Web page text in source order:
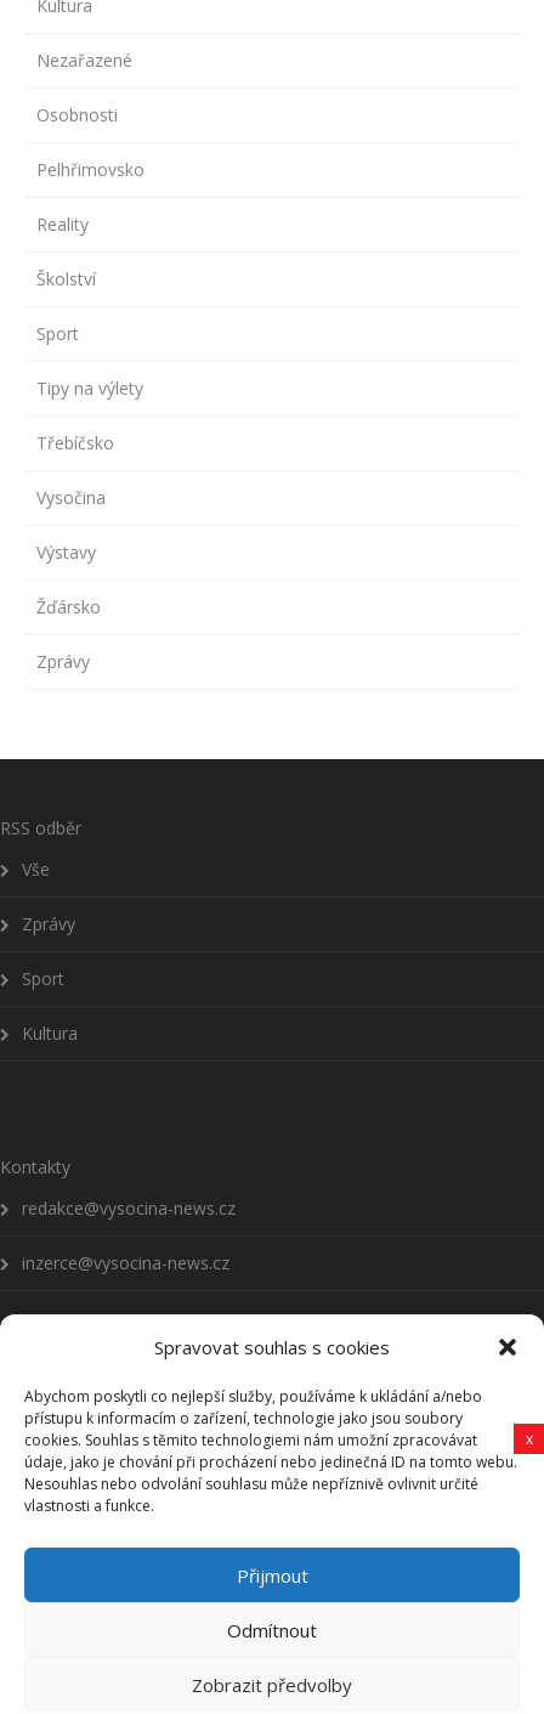
Spravovat souhlas s cookies
Abychom poskytli co nejlepší služby, používáme k ukládání a/nebo
přístupu k informacím o zařízení, technologie jako jsou soubory
cookies. Souhlas s těmito technologiemi nám umožní zpracovávat
údaje, jako je chování při procházení nebo jedinečná ID na tomto webu.
Nesouhlas nebo odvolání souhlasu může nepříznivě ovlivnit určité
vlastnosti a funkce.
Přijmout
Odmítnout
Zobrazit předvolby
Kultura
Nezařazené
Osobnosti
Pelhřimovsko
Reality
Školství
Sport
Tipy na výlety
Třebíčsko
Vysočina
Výstavy
Žďársko
Zprávy
RSS odběr
Vše
Zprávy
Sport
Kultura
Kontakty
redakce@vysocina-news.cz
inzerce@vysocina-news.cz
Přihlásit se k odběru novinek
Všeobecné podmínky
Vysočina-news.cz
Zpravodajství z Vysočiny
x